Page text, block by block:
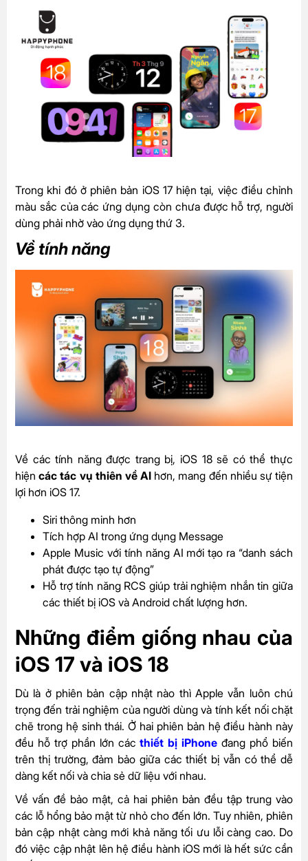
Trong khi đó ở phiên bản iOS 17 hiện tại, việc điều chỉnh
màu sắc của các ứng dụng còn chưa được hỗ trợ, người
dùng phải nhờ vào ứng dụng thứ 3.
Về tính năng
Về các tính năng được trang bị, iOS 18 sẽ có thể thực
hiệncác tác vụ thiên về AI hơn, mang đến nhiều sự tiện
lợi hơn iOS 17.
Siri thông minh hơn
Tích hợp AI trong ứng dụng Message
Apple Music với tính năng AI mới tạo ra “danh sách
phát được tạo tự động”
Hỗ trợ tính năng RCS giúp trải nghiệm nhắn tin giữa
các thiết bị iOS và Android chất lượng hơn.
Những điểm giống nhau của
iOS 17 và iOS 18
Dù là ở phiên bản cập nhật nào thì Apple vẫn luôn chú
trọng đến trải nghiệm của người dùng và tính kết nối chặt
chẽ trong hệ sinh thái. Ở hai phiên bản hệ điều hành này
đều hỗ trợ phần lớn cácthiết bị iPhone đang phổ biến
trên thị trường, đảm bảo giữa các thiết bị vẫn có thể dễ
dàng kết nối và chia sẻ dữ liệu với nhau.
Về vấn đề bảo mật, cả hai phiên bản đều tập trung vào
các lỗ hổng bảo mật từ nhỏ cho đến lớn. Tuy nhiên, phiên
bản cập nhật càng mới khả năng tối ưu lỗi càng cao. Do
đó việc cập nhật lên hệ điều hành iOS mới là hết sức cần